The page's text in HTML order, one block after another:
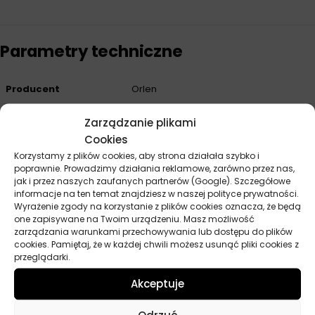
Zarządzanie plikami
Cookies
Korzystamy z plików cookies, aby strona działała szybko i
poprawnie. Prowadzimy działania reklamowe, zarówno przez nas,
jak i przez naszych zaufanych partnerów (Google). Szczegółowe
informacje na ten temat znajdziesz w naszej polityce prywatności.
Wyrażenie zgody na korzystanie z plików cookies oznacza, że będą
one zapisywane na Twoim urządzeniu. Masz możliwość
zarządzania warunkami przechowywania lub dostępu do plików
cookies. Pamiętaj, że w każdej chwili możesz usunąć pliki cookies z
przeglądarki.
Akceptuje
Parametry techniczne
Producent Orlen
9 kg
Opinie
Na razie nie ma opinii o produkcie.
Dodaj opinię
Twoja ocena*